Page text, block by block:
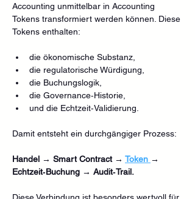
Accounting unmittelbar in Accounting
Tokens transformiert werden können. Diese
Tokens enthalten:
die ökonomische Substanz,
die regulatorische Würdigung,
die Buchungslogik,
die Governance‑Historie,
und die Echtzeit‑Validierung.
Damit entsteht ein durchgängiger Prozess:
Handel → Smart Contract → Token →
Echtzeit‑Buchung → Audit‑Trail.
Diese Verbindung ist besonders wertvoll für